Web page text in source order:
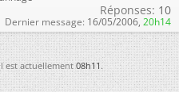
Réponses: 10
Dernier message: 16/05/2006, 20h14
est actuellement08h11.